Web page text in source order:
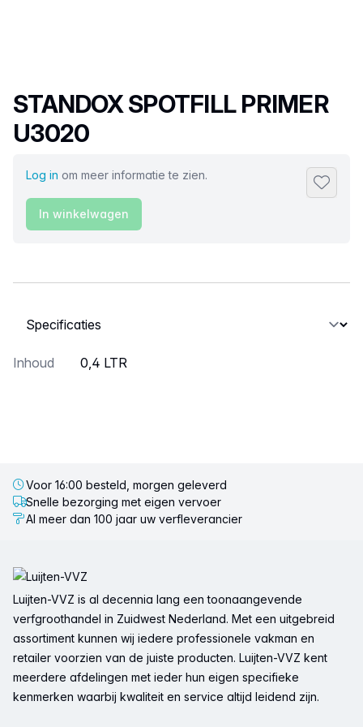
Productnaam
STANDOX SPOTFILL PRIMER
U3020
Log in om meer informatie te zien.
In winkelwagen
Selecteer een tabblad
Inhoud 0,4 LTR
Voor 16:00 besteld, morgen geleverd
Snelle bezorging met eigen vervoer
Al meer dan 100 jaar uw verfleverancier
Luijten-VVZ is al decennia lang een toonaangevende
verfgroothandel in Zuidwest Nederland. Met een uitgebreid
assortiment kunnen wij iedere professionele vakman en
retailer voorzien van de juiste producten. Luijten-VVZ kent
meerdere afdelingen met ieder hun eigen specifieke
kenmerken waarbij kwaliteit en service altijd leidend zijn.